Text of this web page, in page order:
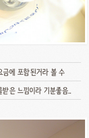
에 포함된거라 볼 수
은 느낌이라 기분좋음..